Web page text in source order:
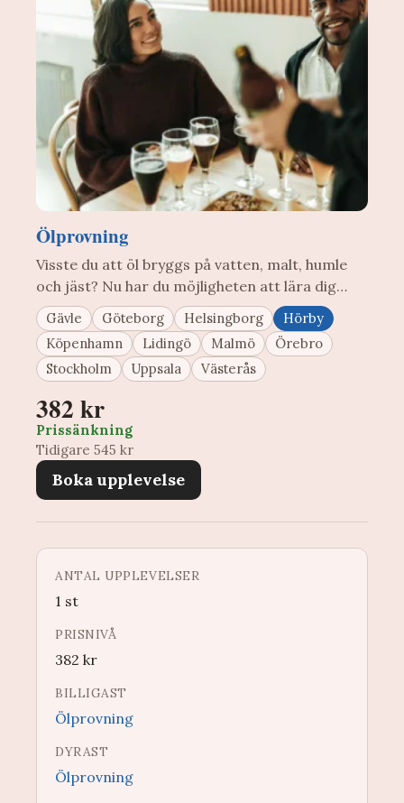
Ölprovning
Visste du att öl bryggs på vatten, malt, humle
och jäst? Nu har du möjligheten att lära dig…
Gävle Göteborg Helsingborg
Hörby
Köpenhamn
Lidingö Malmö
Örebro
Stockholm
Uppsala Västerås
382 kr
Prissänkning
Tidigare 545 kr
Boka upplevelse
ANTAL UPPLEVELSER
1 st
PRISNIVÅ
382 kr
BILLIGAST
Ölprovning
DYRAST
Ölprovning